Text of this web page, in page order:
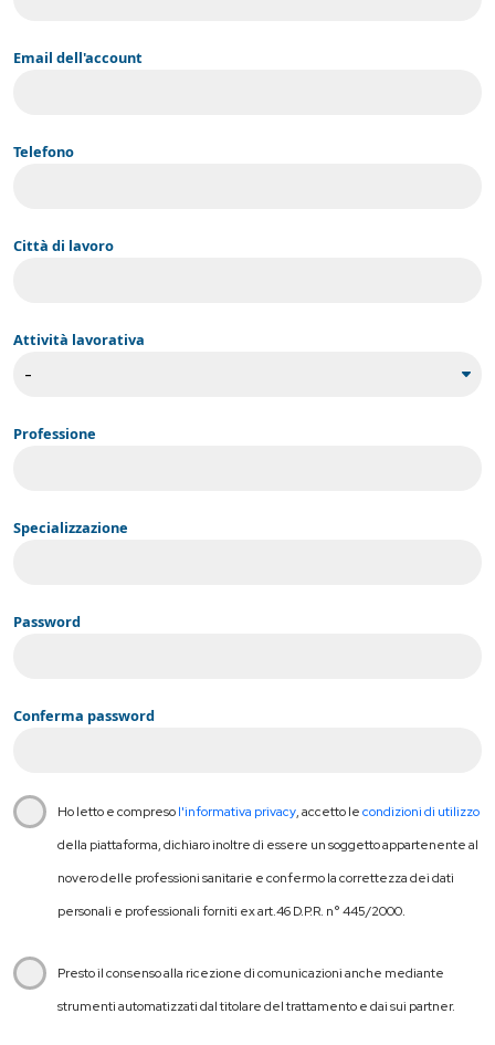
Email dell'account
Telefono
Città di lavoro
Attività lavorativa
Professione
Specializzazione
Password
Conferma password
Ho letto e compresol'informativa privacy, accetto lecondizioni di utilizzo
della piattaforma, dichiaro inoltre di essere un soggetto appartenente al
novero delle professioni sanitarie e confermo la correttezza dei dati
personali e professionali forniti ex art.46 D.P.R. n° 445/2000.
Presto il consenso alla ricezione di comunicazioni anche mediante
strumenti automatizzati dal titolare del trattamento e dai sui partner.